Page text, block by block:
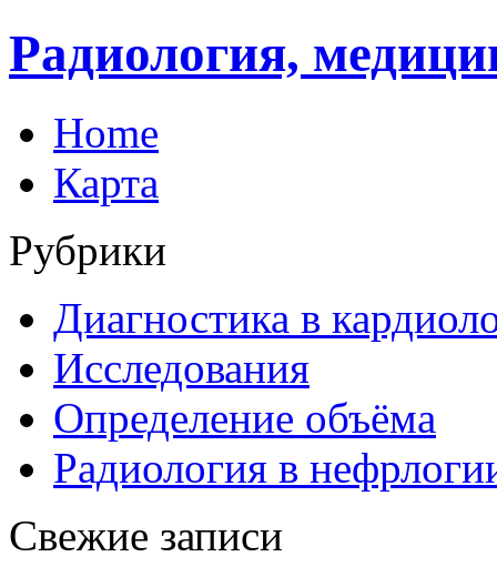
Радиология,
Home
Карта
Рубрики
Диагностика в
Исследования
Определение объёма
Радиология в
Свежие записи